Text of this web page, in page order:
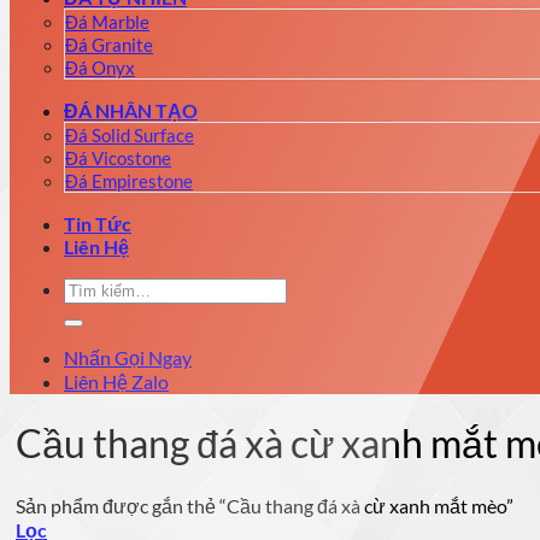
Đá Marble
Đá Granite
Đá Onyx
ĐÁ NHÂN TẠO
Đá Solid Surface
Đá Vicostone
Đá Empirestone
Tin Tức
Liên Hệ
Tìm
kiếm:
Nhấn Gọi Ngay
Liên Hệ Zalo
Cầu thang đá xà cừ xanh mắt
Sản phẩm được gắn thẻ “Cầu thang đá xà cừ xanh mắt mèo”
Lọc